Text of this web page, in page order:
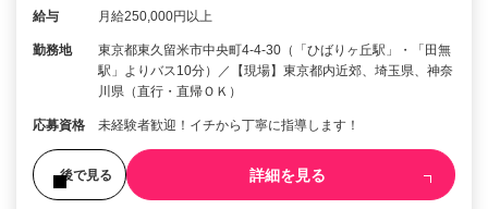
給与 月給250,000円以上
勤務地
東京都東久留米市中央町4-4-30（「ひばりヶ丘駅」・「田無
駅」よりバス10分）／【現場】東京都内近郊、埼玉県、神奈
川県（直行・直帰ＯＫ）
応募資格 未経験者歓迎！イチから丁寧に指導します！
後で見る 詳細を見る